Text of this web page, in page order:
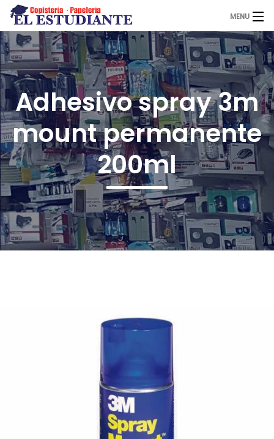
MENU
El Estudiante
Copistería
Papelería
Servicios
Novedades
Adhesivo spray 3m
mount permanente
200ml